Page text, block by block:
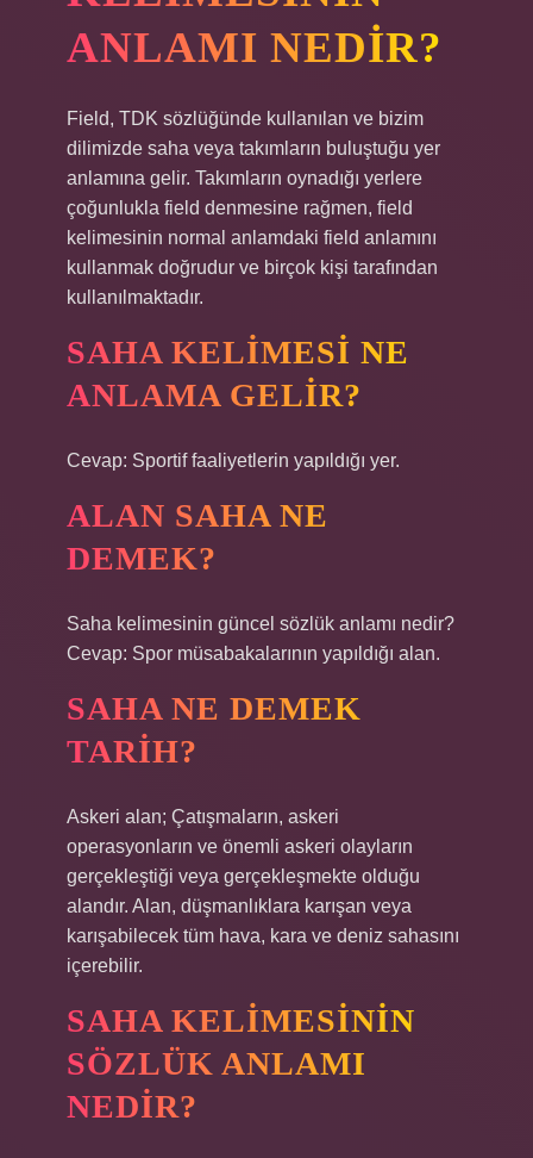
ANLAMI NEDIR?
Field, TDK sözlüğünde kullanılan ve bizim
dilimizde saha veya takımların buluştuğu yer
anlamına gelir. Takımların oynadığı yerlere
çoğunlukla field denmesine rağmen, field
kelimesinin normal anlamdaki field anlamını
kullanmak doğrudur ve birçok kişi tarafından
kullanılmaktadır.
SAHA KELIMESI NE
ANLAMA GELIR?
Cevap: Sportif faaliyetlerin yapıldığı yer.
ALAN SAHA NE
DEMEK?
Saha kelimesinin güncel sözlük anlamı nedir?
Cevap: Spor müsabakalarının yapıldığı alan.
SAHA NE DEMEK
TARIH?
Askeri alan; Çatışmaların, askeri
operasyonların ve önemli askeri olayların
gerçekleştiği veya gerçekleşmekte olduğu
alandır. Alan, düşmanlıklara karışan veya
karışabilecek tüm hava, kara ve deniz sahasını
içerebilir.
SAHA KELIMESININ
SÖZLÜK ANLAMI
NEDIR?